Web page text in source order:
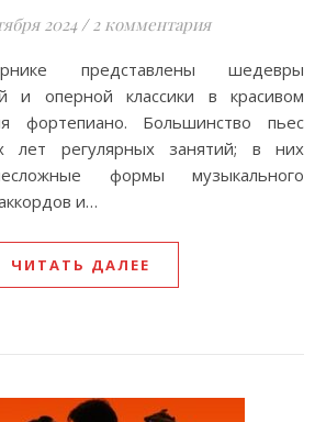
2024 / 2 комментария
и оперной классики в красивом
фортепиано. Большинство пьес
лет регулярных занятий; в них
формы музыкального
и…
ЧИТАТЬ ДАЛЕЕ